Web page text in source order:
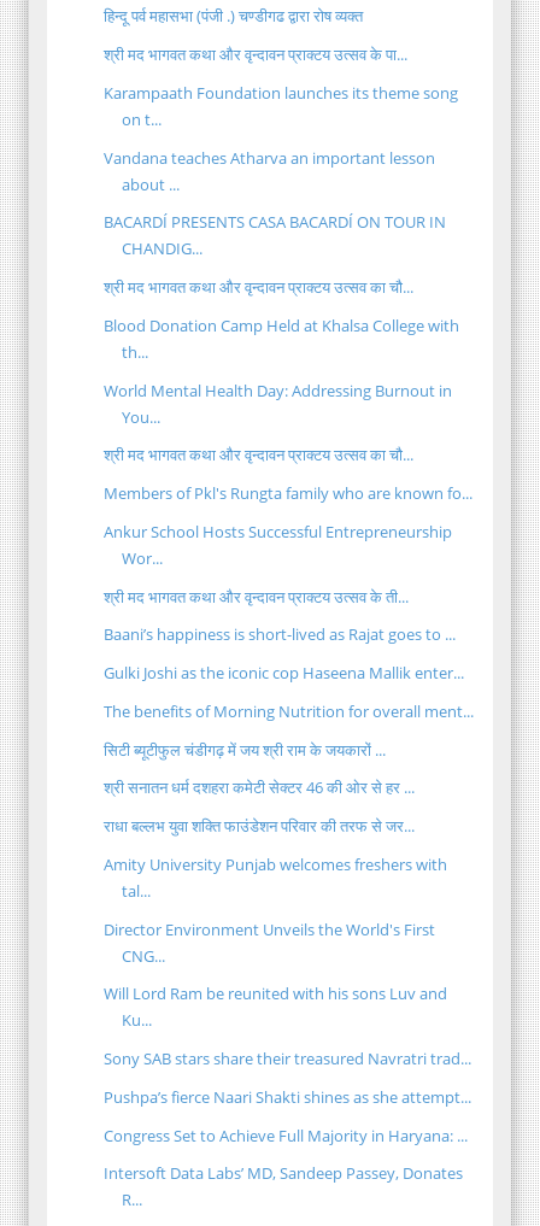
हिन्दू पर्व महासभा (पंजी .) चण्डीगढ द्वारा रोष व्यक्त
श्री मद भागवत कथा और वृन्दावन प्राक्टय उत्सव के पा...
Karampaath Foundation launches its theme song
on t...
Vandana teaches Atharva an important lesson
about ...
BACARDÍ PRESENTS CASA BACARDÍ ON TOUR IN
CHANDIG...
श्री मद भागवत कथा और वृन्दावन प्राक्टय उत्सव का चौ...
Blood Donation Camp Held at Khalsa College with
th...
World Mental Health Day: Addressing Burnout in
You...
श्री मद भागवत कथा और वृन्दावन प्राक्टय उत्सव का चौ...
Members of Pkl's Rungta family who are known fo...
Ankur School Hosts Successful Entrepreneurship
Wor...
श्री मद भागवत कथा और वृन्दावन प्राक्टय उत्सव के ती...
Baani’s happiness is short-lived as Rajat goes to ...
Gulki Joshi as the iconic cop Haseena Mallik enter...
The benefits of Morning Nutrition for overall ment...
सिटी ब्यूटीफुल चंडीगढ़ में जय श्री राम के जयकारों ...
श्री सनातन धर्म दशहरा कमेटी सेक्टर 46 की ओर से हर ...
राधा बल्लभ युवा शक्ति फाउंडेशन परिवार की तरफ से जर...
Amity University Punjab welcomes freshers with
tal...
Director Environment Unveils the World's First
CNG...
Will Lord Ram be reunited with his sons Luv and
Ku...
Sony SAB stars share their treasured Navratri trad...
Pushpa’s fierce Naari Shakti shines as she attempt...
Congress Set to Achieve Full Majority in Haryana: ...
Intersoft Data Labs’ MD, Sandeep Passey, Donates
R...